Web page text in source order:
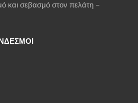
και σεβασμό στον πελάτη –